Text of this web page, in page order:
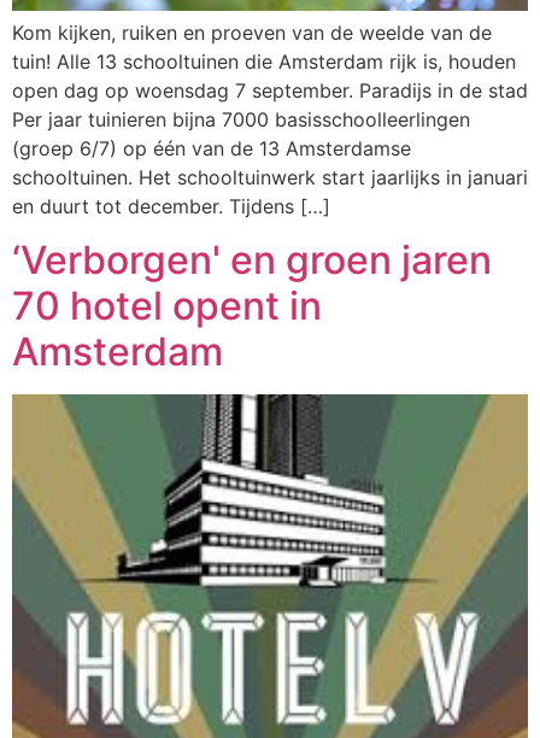
Kom kijken, ruiken en proeven van de weelde van de
tuin! Alle 13 schooltuinen die Amsterdam rijk is, houden
open dag op woensdag 7 september. Paradijs in de stad
Per jaar tuinieren bijna 7000 basisschoolleerlingen
(groep 6/7) op één van de 13 Amsterdamse
schooltuinen. Het schooltuinwerk start jaarlijks in januari
en duurt tot december. Tijdens […]
‘Verborgen' en groen jaren
70 hotel opent in
Amsterdam